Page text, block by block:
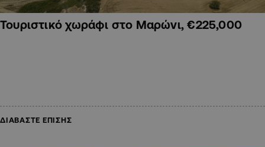
Τουριστικό χωράφι στο Μαρώνι, €225,000
ΔΙΑΒΑΣΤΕ ΕΠΙΣΗΣ